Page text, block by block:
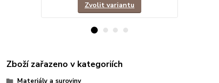
Zvolit variantu
Zboží zařazeno v kategoriích
Materiály a suroviny